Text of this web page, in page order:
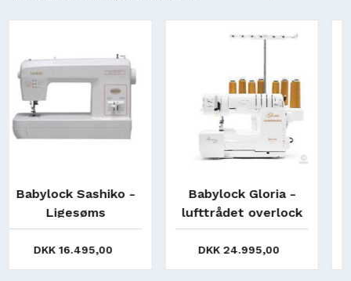
-
Babylock EUPHORIA
Coverstitch
DKK 14.995,00
Sløjfefolder 3/4"
mm) Gr. 9/11/12
DKK 529,00